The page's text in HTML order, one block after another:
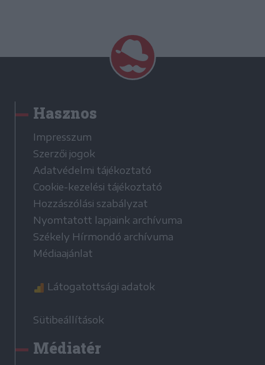
Hasznos
Impresszum
Szerzői jogok
Adatvédelmi tájékoztató
Cookie-kezelési tájékoztató
Hozzászólási szabályzat
Nyomtatott lapjaink archívuma
Székely Hírmondó archívuma
Médiaajánlat
Látogatottsági adatok
Sütibeállítások
Médiatér